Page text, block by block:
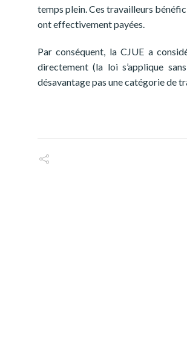
temps plein. Ces travailleurs
ont effectivement payées.
Par conséquent, la CJUE a
directement (la loi s’applique
désavantage pas une catégorie de